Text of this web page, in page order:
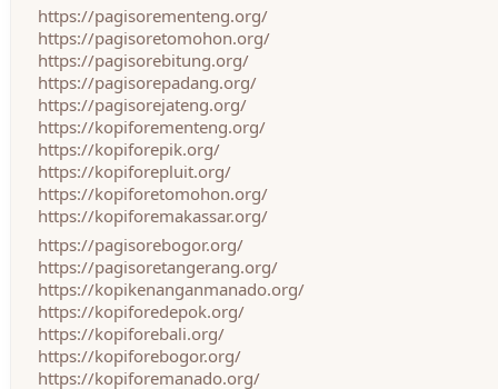
https://pagisorementeng.org/
https://pagisoretomohon.org/
https://pagisorebitung.org/
https://pagisorepadang.org/
https://pagisorejateng.org/
https://kopiforementeng.org/
https://kopiforepik.org/
https://kopiforepluit.org/
https://kopiforetomohon.org/
https://kopiforemakassar.org/
https://pagisorebogor.org/
https://pagisoretangerang.org/
https://kopikenanganmanado.org/
https://kopiforedepok.org/
https://kopiforebali.org/
https://kopiforebogor.org/
https://kopiforemanado.org/